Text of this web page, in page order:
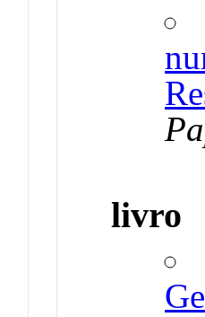
livro